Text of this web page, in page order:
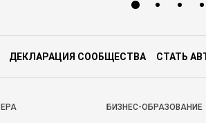
ДЕКЛАРАЦИЯ СООБЩЕСТВА СТАТЬ
БИЗНЕС-ОБРАЗОВАНИЕ